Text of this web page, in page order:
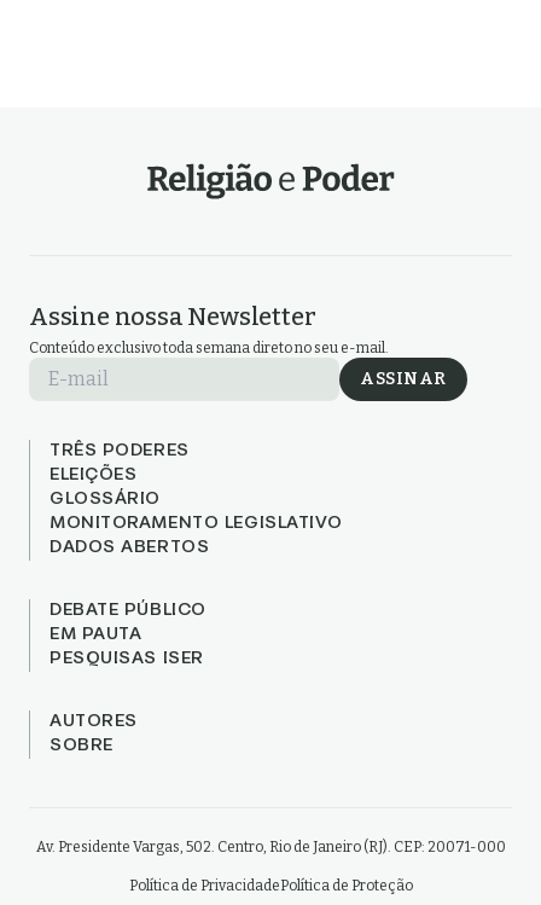
Assine nossa Newsletter
Conteúdo exclusivo toda semana direto no seu e-mail.
E-mail ASSINAR
TRÊS PODERES
ELEIÇÕES
GLOSSÁRIO
MONITORAMENTO LEGISLATIVO
DADOS ABERTOS
DEBATE PÚBLICO
EM PAUTA
PESQUISAS ISER
AUTORES
SOBRE
Av. Presidente Vargas, 502. Centro, Rio de Janeiro (RJ). CEP: 20071-000
Política de PrivacidadePolítica de Proteção